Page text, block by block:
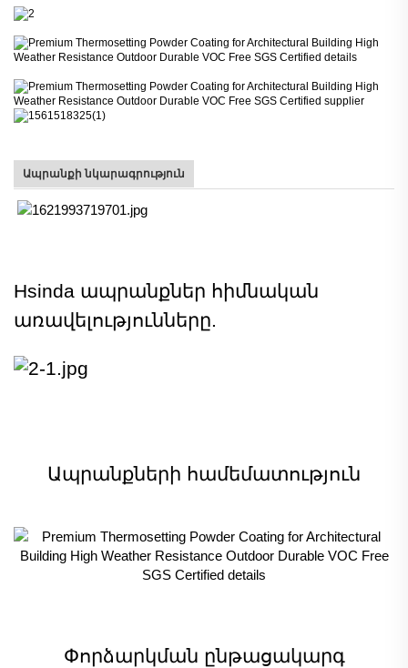
Ապրանքի նկարագրություն
Hsinda ապրանքներ հիմնական
առավելությունները.
Ապրանքների համեմատություն
Փորձարկման ընթացակարգ